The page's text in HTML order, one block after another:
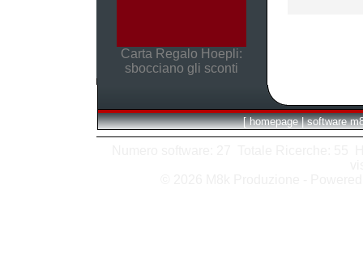
Carta Regalo Hoepli:
sbocciano gli sconti
[ homepage | software